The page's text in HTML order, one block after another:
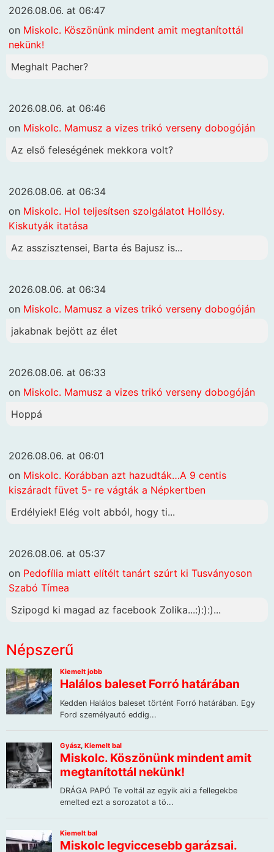
2026.08.06. at 06:47
on Miskolc. Köszönünk mindent amit megtanítottál
nekünk!
Meghalt Pacher?
2026.08.06. at 06:46
on Miskolc. Mamusz a vizes trikó verseny dobogóján
Az első feleségének mekkora volt?
2026.08.06. at 06:34
on Miskolc. Hol teljesítsen szolgálatot Hollósy.
Kiskutyák itatása
Az asszisztensei, Barta és Bajusz is...
2026.08.06. at 06:34
on Miskolc. Mamusz a vizes trikó verseny dobogóján
jakabnak bejött az élet
2026.08.06. at 06:33
on Miskolc. Mamusz a vizes trikó verseny dobogóján
Hoppá
2026.08.06. at 06:01
on Miskolc. Korábban azt hazudták…A 9 centis
kiszáradt füvet 5- re vágták a Népkertben
Erdélyiek! Elég volt abból, hogy ti...
2026.08.06. at 05:37
on Pedofília miatt elítélt tanárt szúrt ki Tusványoson
Szabó Tímea
Szipogd ki magad az facebook Zolika...:):):)...
Népszerű